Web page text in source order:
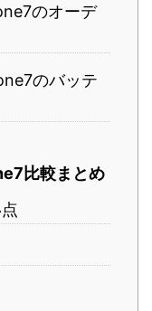
のオーデ
のバッテ
比較まとめ